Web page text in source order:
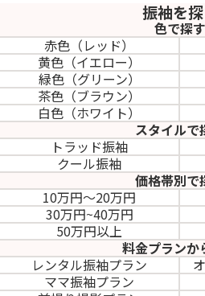
振袖を
色で探す
赤色（レッド）
黄色（イエロー）
緑色（グリーン）
茶色（ブラウン）
白色（ホワイト）
スタイルで
トラッド振袖
クール振袖
価格帯別で
10万円～20万円
30万円~40万円
50万円以上
料金プランか
レンタル振袖プラン
ママ振袖プラン